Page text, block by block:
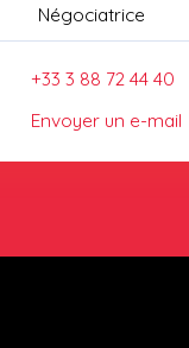
Négociatrice
+33 3 88 72 44 40
Envoyer un e-mail